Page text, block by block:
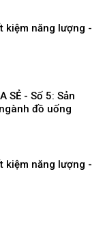
kiệm năng lượng -
SẺ - Số 5: Sản
đồ uống
kiệm năng lượng -